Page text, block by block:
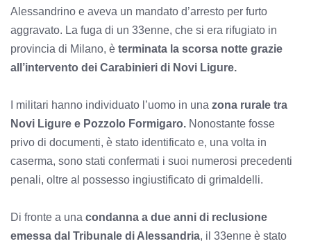
Alessandrino e aveva un mandato d’arresto per furto
aggravato. La fuga di un 33enne, che si era rifugiato in
provincia di Milano, è terminata la scorsa notte grazie
all’intervento dei Carabinieri di Novi Ligure.
I militari hanno individuato l’uomo in una zona rurale tra
Novi Ligure e Pozzolo Formigaro. Nonostante fosse
privo di documenti, è stato identificato e, una volta in
caserma, sono stati confermati i suoi numerosi precedenti
penali, oltre al possesso ingiustificato di grimaldelli.
Di fronte a una condanna a due anni di reclusione
emessa dal Tribunale di Alessandria, il 33enne è stato